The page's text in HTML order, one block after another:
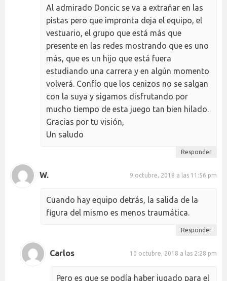
Al admirado Doncic se va a extrañar en las
pistas pero que impronta deja el equipo, el
vestuario, el grupo que está más que
presente en las redes mostrando que es uno
más, que es un hijo que está fuera
estudiando una carrera y en algún momento
volverá. Confío que los cenizos no se salgan
con la suya y sigamos disfrutando por
mucho tiempo de esta juego tan bien hilado.
Gracias por tu visión,
Un saludo
Responder
W. 9 octubre, 2018 a las 11:56 pm
Cuando hay equipo detrás, la salida de la
figura del mismo es menos traumática.
Responder
Carlos 10 octubre, 2018 a las 2:28 pm
Pero es que se podía haber jugado para el